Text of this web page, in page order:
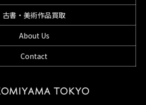
古書・美術作品買取
About Us
Contact